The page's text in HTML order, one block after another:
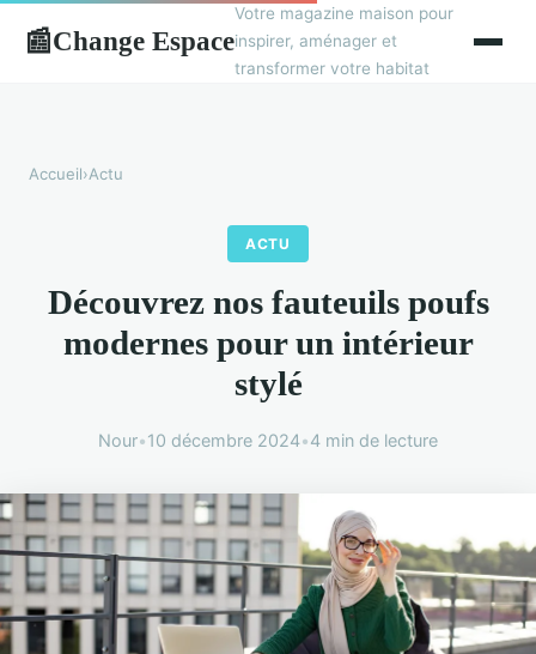
📰Change Espace
Votre magazine maison pour
inspirer, aménager et
transformer votre habitat
Accueil›Actu
ACTU
Découvrez nos fauteuils poufs
modernes pour un intérieur
stylé
Nour•10 décembre 2024•4 min de lecture